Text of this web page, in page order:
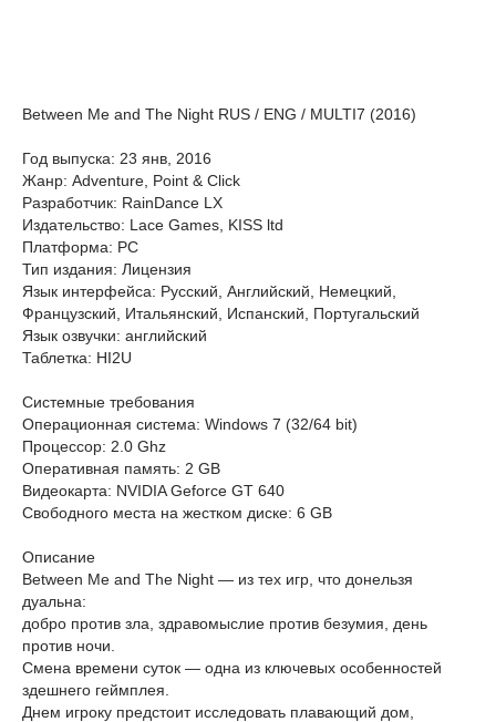
Between Me and The Night RUS / ENG / MULTI7 (2016)
Год выпуска: 23 янв, 2016
Жанр: Adventure, Point & Click
Разработчик: RainDance LX
Издательство: Lace Games, KISS ltd
Платформа: PC
Тип издания: Лицензия
Язык интерфейса: Русский, Английский, Немецкий,
Французский, Итальянский, Испанский, Португальский
Язык oзвучки: aнглийский
Таблетка: HI2U
Системные требования
Операционная система: Windows 7 (32/64 bit)
Процессор: 2.0 Ghz
Оперативная память: 2 GB
Видеокарта: NVIDIA Geforce GT 640
Свободного места на жестком диске: 6 GB
Описание
Between Me and The Night — из тех игр, что донельзя
дуальна:
добро против зла, здравомыслие против безумия, день
против ночи.
Смена времени суток — одна из ключевых особенностей
здешнего геймплея.
Днем игроку предстоит исследовать плавающий дом,